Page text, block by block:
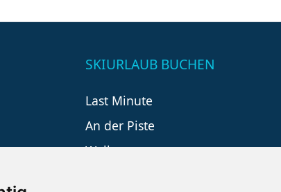
SKIURLAUB BUCHEN
Last Minute
An der Piste
Wellness